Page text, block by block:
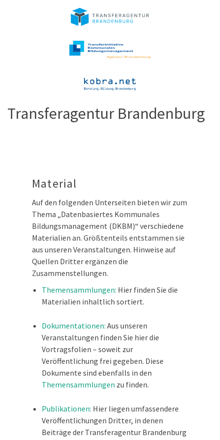
Transferagentur Brandenburg
Material
Auf den folgenden Unterseiten bieten wir zum
Thema „Datenbasiertes Kommunales
Bildungsmanagement (DKBM)“ verschiedene
Materialien an. Größtenteils entstammen sie
aus unseren Veranstaltungen. Hinweise auf
Quellen Dritter ergänzen die
Zusammenstellungen.
Themensammlungen: Hier finden Sie die
Materialien inhaltlich sortiert.
Dokumentationen: Aus unseren
Veranstaltungen finden Sie hier die
Vortragsfolien – soweit zur
Veröffentlichung frei gegeben. Diese
Dokumente sind ebenfalls in den
Themensammlungen zu finden.
Publikationen: Hier liegen umfassendere
Veröffentlichungen Dritter, in denen
Beiträge der Transferagentur Brandenburg